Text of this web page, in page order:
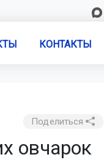
КОНТАКТЫ
Поделиться
овчарок